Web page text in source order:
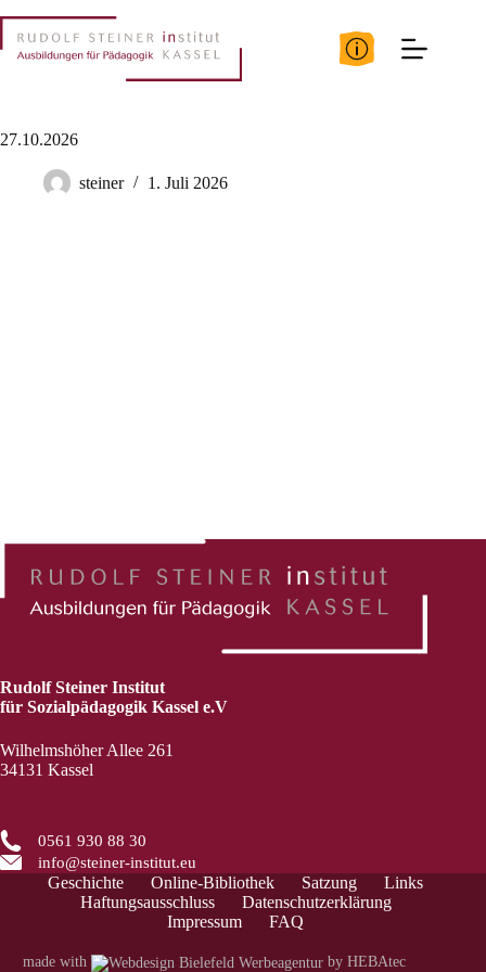
springen
27.10.2026
steiner 1. Juli 2026
Rudolf Steiner Institut
für Sozialpädagogik Kassel e.V
Wilhelmshöher Allee 261
34131 Kassel
0561 930 88 30
info@steiner-institut.eu
Geschichte Online-Bibliothek Satzung
Links
Haftungsausschluss
Datenschutzerklärung
Impressum
FAQ
made with by HEBAtec